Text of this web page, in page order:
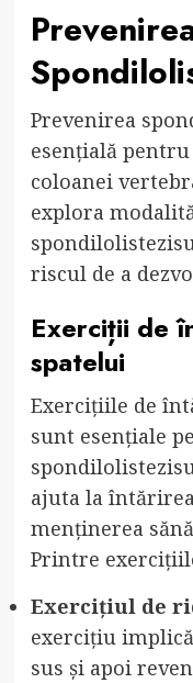
Prevenirea
esențială
coloanei
explora
riscul de a
Exerciții de
spatelui
Exercițiile de
sunt esențiale
ajuta la
menținerea
Printre
Exercițiul de
exercițiu
sus și apoi